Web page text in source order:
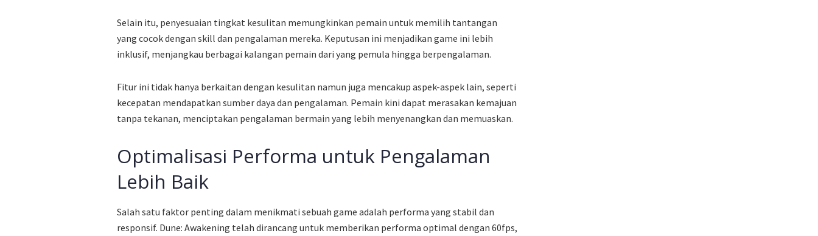
Selain itu, penyesuaian tingkat kesulitan memungkinkan pemain untuk memilih tantangan
yang cocok dengan skill dan pengalaman mereka. Keputusan ini menjadikan game ini lebih
inklusif, menjangkau berbagai kalangan pemain dari yang pemula hingga berpengalaman.
Fitur ini tidak hanya berkaitan dengan kesulitan namun juga mencakup aspek-aspek lain, seperti
kecepatan mendapatkan sumber daya dan pengalaman. Pemain kini dapat merasakan kemajuan
tanpa tekanan, menciptakan pengalaman bermain yang lebih menyenangkan dan memuaskan.
Optimalisasi Performa untuk Pengalaman
Lebih Baik
Salah satu faktor penting dalam menikmati sebuah game adalah performa yang stabil dan
responsif. Dune: Awakening telah dirancang untuk memberikan performa optimal dengan 60fps,